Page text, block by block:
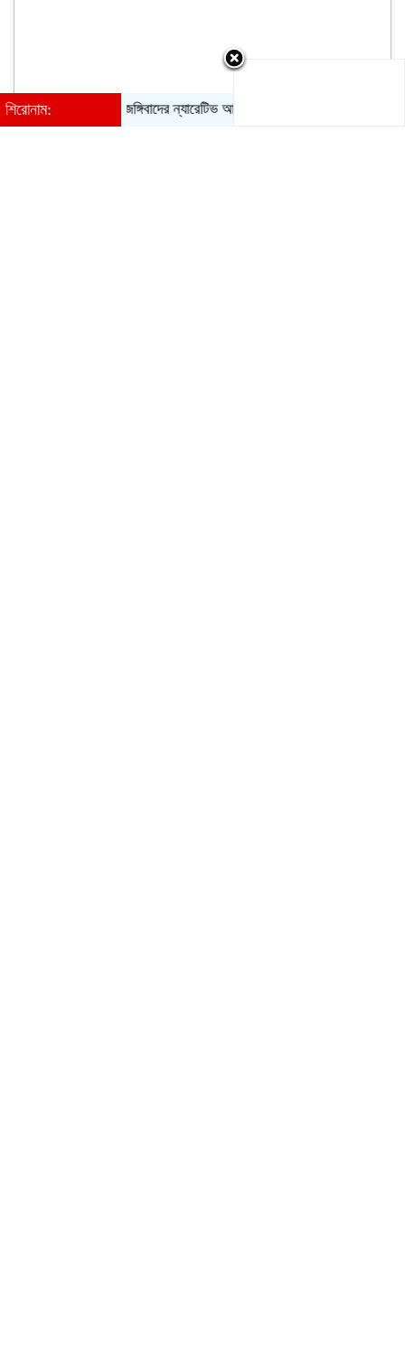
শিরোনাম: জঙ্গিবাদের ন্যারেটিভ আওয়ামী লীগের পুরোনো চাল: পররাষ্ট্র